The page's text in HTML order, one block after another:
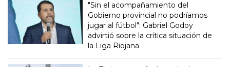
"Sin el acompañamiento del
Gobierno provincial no podríamos
jugar al fútbol": Gabriel Godoy
advirtió sobre la crítica situación de
la Liga Riojana